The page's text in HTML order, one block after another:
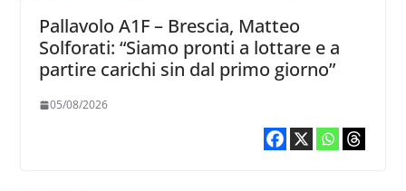
Pallavolo A1F – Brescia, Matteo
Solforati: “Siamo pronti a lottare e a
partire carichi sin dal primo giorno”
05/08/2026